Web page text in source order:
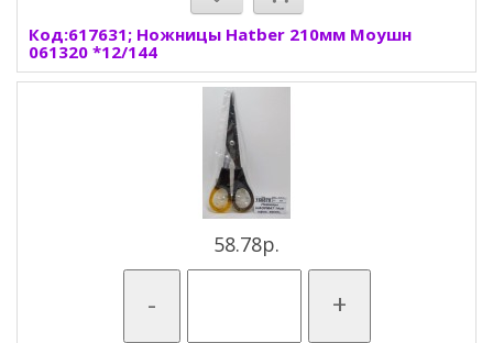
Код:617631; Ножницы Hatber 210мм Моушн
061320 *12/144
58.78р.
- +